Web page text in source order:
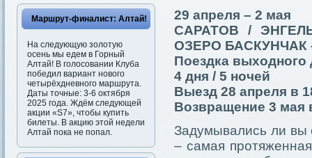
Маршрут-финалист: Алтай!
На следующую золотую
осень мы едем в Горный
Алтай! В голосовании Клуба
победил вариант нового
четырёхдневного маршрута.
Даты точные: 3-6 октября
2025 года. Ждём следующей
акции «S7», чтобы купить
билеты. В акцию этой недели
Алтай пока не попал.
29 апреля – 2 мая
САРАТОВ /
ОЗЕРО БАСКУНЧАК
Поездка выходного
4 дня / 5 ночей
Выезд 28 апреля в
Возвращение 3 мая
Задумывались ли вы
– самая